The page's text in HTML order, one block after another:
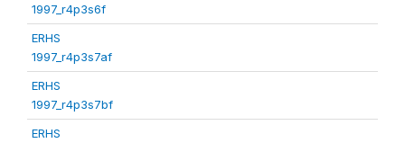
1997_r4p3s6f
ERHS
1997_r4p3s7af
ERHS
1997_r4p3s7bf
ERHS